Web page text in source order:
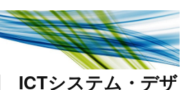
ICTシステム・デザ